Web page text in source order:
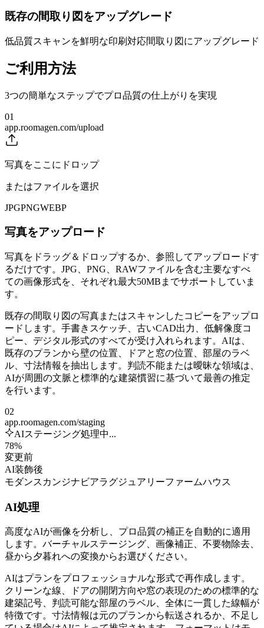
既存の間取り図をアップグレード
低品質スキャンを鮮明な印刷対応間取り図にアップグレード
ご利用方法
3つの簡単なステップでプロ品質の仕上がりを実現
01
app.roomagen.com/upload
写真をここにドロップ
またはファイルを選択
JPGPNGWEBP
写真をアップロード
写真をドラッグ＆ドロップするか、参照してアップロードす
るだけです。JPG、PNG、RAWファイルを含む主要なすべ
ての画像形式を、それぞれ最大50MBまでサポートしていま
す。
既存の間取り図の写真またはスキャンしたコピーをアップロ
ードします。手書きスケッチ、古いCAD出力、低解像度コ
ピー、デジタル形式のすべてが受け入れられます。AIは、
既存のプランから壁の位置、ドアと窓の位置、部屋のラベ
ル、寸法情報を抽出します。判読不能または曖昧な領域は、
AIが周囲の文脈と標準的な建築慣習に基づいて最善の推定
を行います。
02
app.roomagen.com/staging
AIステージング処理中...
78%
変更前
AI装飾後
モダンスカンジナビアラグジュアリーファームハウス
AI処理
高度なAIが画像を分析し、プロ品質の補正を自動的に適用
します。バーチャルステージング、画像補正、不要物除去、
昼から夕暮れへの変換からお選びください。
AIはプランをプロフェッショナルな形式で再作成します。
クリーンな線、ドアの開閉方向や窓の表現のための標準的な
建築記号、判読可能な部屋のラベル、全体に一貫した線幅が
特徴です。寸法情報は元のプランから転送されるか、不足し